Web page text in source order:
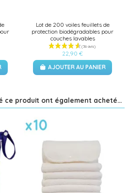
Lot de 200 voiles feuillets de
protection biodégradables pour
couches lavables
22,90 €
AJOUTER AU PANIER
ce produit ont également acheté...